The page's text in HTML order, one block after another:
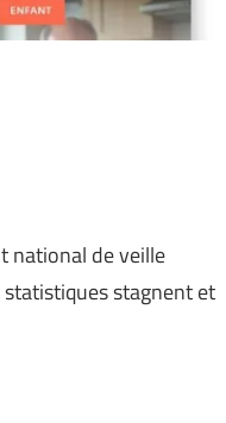
national de veille
stagnent et